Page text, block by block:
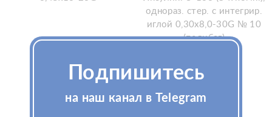
Узнать цену
однораз. стер. с интегрир.
иглой 0,30х8,0-30G № 10
(полибэг)
Подпишитесь
на наш канал в Telegram